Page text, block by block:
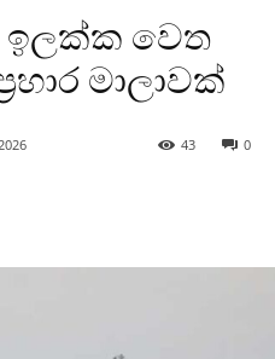
ඉලක්ක වෙත
මාලාවක්
0
43